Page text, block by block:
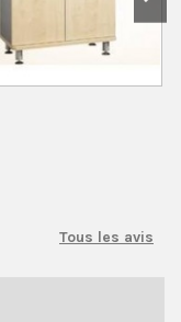
Tous les avis